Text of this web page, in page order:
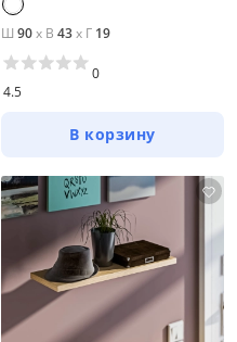
Ш 90x В 43x Г 19
4.5
0
В корзину